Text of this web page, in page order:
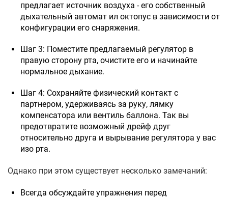
предлагает источник воздуха - его собственный
дыхательный автомат ил октопус в зависимости от
конфигурации его снаряжения.
Шаг 3: Поместите предлагаемый регулятор в
правую сторону рта, очистите его и начинайте
нормальное дыхание.
Шаг 4: Сохраняйте физический контакт с
партнером, удерживаясь за руку, лямку
компенсатора или вентиль баллона. Так вы
предотвратите возможный дрейф друг
относительно друга и вырывание регулятора у вас
изо рта.
Однако при этом существует несколько замечаний:
Всегда обсуждайте упражнения перед